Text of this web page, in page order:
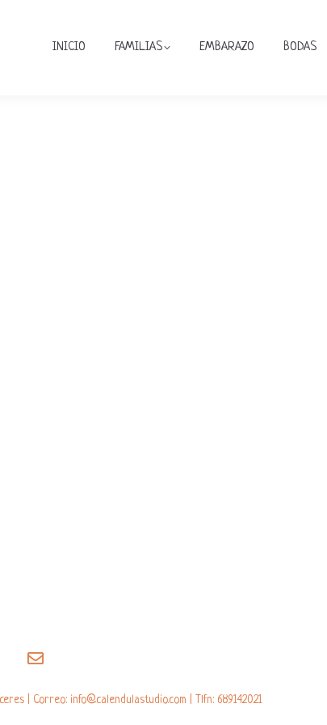
INICIO FAMILIAS EMBARAZO BODAS
| Correo: info@calendulastudio.com | Tlfn: 689142021